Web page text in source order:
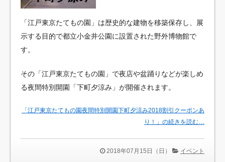
「江戸東京たてもの園」は歴史的な建物を移築保存し、展
示する目的で都立小金井公園に設置された野外博物館で
す。
その「江戸東京たてもの園」で夜店や盆踊りなどが楽しめ
る夜間特別開園「下町夕涼み」が開催されます。
「江戸東京たてもの園夜間特別開園下町夕涼み2018割引クーポンあ
り！」の続きを読む…
2018年07月15日（日） イベント